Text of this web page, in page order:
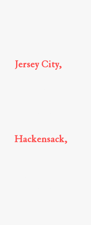
Jersey City,
Hackensack,